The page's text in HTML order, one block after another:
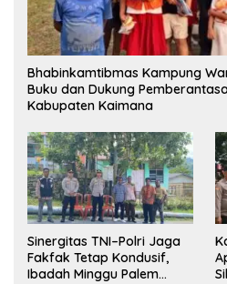
Bhabinkamtibmas Kampung
Buku dan Dukung
Kabupaten Kaimana
Sinergitas TNI–Polri Jaga
Fakfak Tetap Kondusif,
Ibadah Minggu Palem